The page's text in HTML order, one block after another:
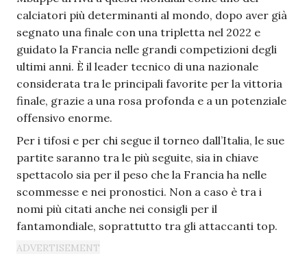
calciatori più determinanti al mondo, dopo aver già
segnato una finale con una tripletta nel 2022 e
guidato la Francia nelle grandi competizioni degli
ultimi anni. È il leader tecnico di una nazionale
considerata tra le principali favorite per la vittoria
finale, grazie a una rosa profonda e a un potenziale
offensivo enorme.
Per i tifosi e per chi segue il torneo dall’Italia, le sue
partite saranno tra le più seguite, sia in chiave
spettacolo sia per il peso che la Francia ha nelle
scommesse e nei pronostici. Non a caso è tra i
nomi più citati anche nei consigli per il
fantamondiale, soprattutto tra gli attaccanti top.